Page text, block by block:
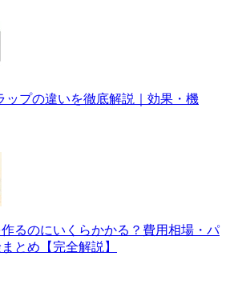
ップの違いを徹底解説｜効果・機
るのにいくらかかる？費用相場・パ
とめ【完全解説】